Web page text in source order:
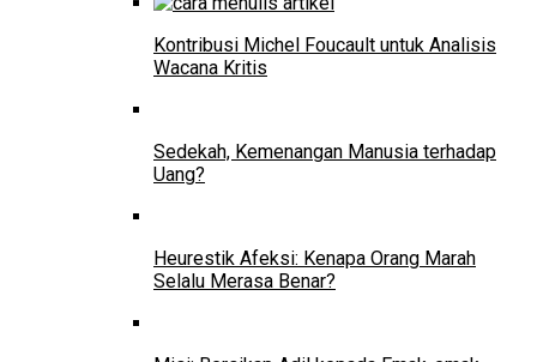
Kontribusi Michel Foucault untuk Analisis
Wacana Kritis
Sedekah, Kemenangan Manusia terhadap
Uang?
Heurestik Afeksi: Kenapa Orang Marah
Selalu Merasa Benar?